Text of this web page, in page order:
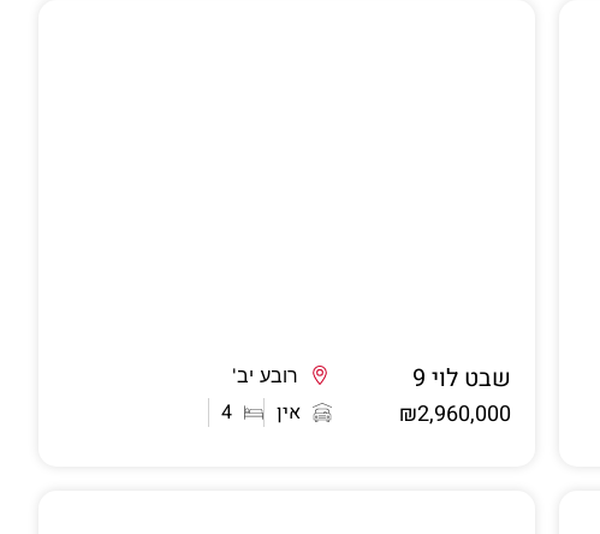
שבט לוי 9 רובע יב'
₪2,960,000 אין 4